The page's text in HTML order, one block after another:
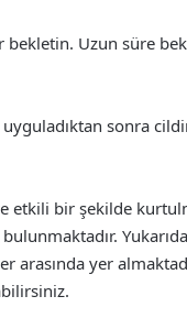
Uzun süre
sonra
etkili bir şekilde
arasında yer